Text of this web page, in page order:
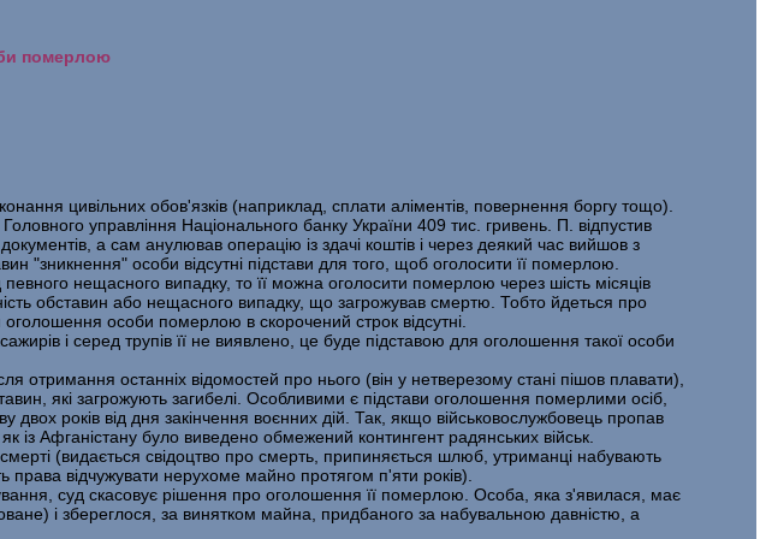
померлою
цивільних обов'язків (наприклад, сплати аліментів, повернення боргу тощо).
управління Національного банку України 409 тис. гривень. П. відпустив
а сам анулював операцію із здачі коштів і через деякий час вийшов з
"зникнення" особи відсутні підстави для того, щоб оголосити її померлою.
нещасного випадку, то її можна оголосити померлою через шість місяців
обставин або нещасного випадку, що загрожував смертю. Тобто йдеться про
особи померлою в скорочений строк відсутні.
і серед трупів її не виявлено, це буде підставою для оголошення такої особи
останніх відомостей про нього (він у нетверезому стані пішов плавати),
які загрожують загибелі. Особливими є підстави оголошення померлими осіб,
років від дня закінчення воєнних дій. Так, якщо військовослужбовець пропав
Афганістану було виведено обмежений контингент радянських військ.
(видається свідоцтво про смерть, припиняється шлюб, утриманці набувають
відчужувати нерухоме майно протягом п'яти років).
суд скасовує рішення про оголошення її померлою. Особа, яка з'явилася, має
і збереглося, за винятком майна, придбаного за набувальною давністю, а